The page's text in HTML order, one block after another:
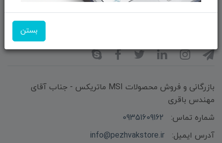
بستن
بازرگانی و فروش محصولات MSI ماتریکس - جناب آقای
مهندس باقری
شماره تماس:
09351609162
آدرس ایمیل:
info@pezhvakstore.ir